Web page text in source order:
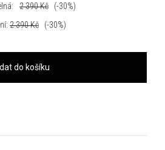
2 390Kč
(-30%)
2 390Kč (-30%)
do košíku